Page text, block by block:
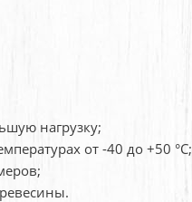
нагрузку;
от -40 до +50 °C;